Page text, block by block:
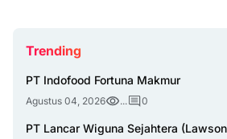
Trending
PT Indofood Fortuna Makmur
Agustus 04, 2026 ... 0
PT Lancar Wiguna Sejahtera